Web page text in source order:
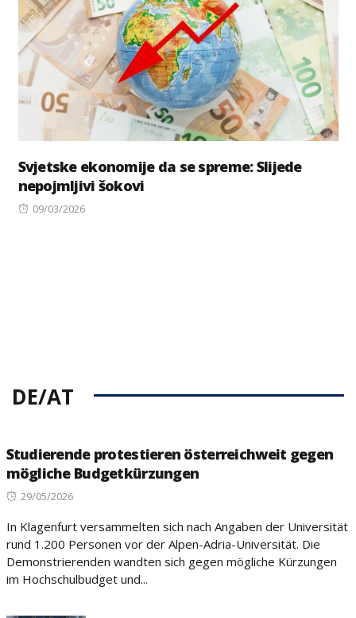
Svjetske ekonomije da se spreme: Slijede
nepojmljivi šokovi
Posted
09/03/2026
DE/AT
Studierende protestieren österreichweit gegen
mögliche Budgetkürzungen
Posted
29/05/2026
In Klagenfurt versammelten sich nach Angaben der Universität
rund 1.200 Personen vor der Alpen-Adria-Universität. Die
Demonstrierenden wandten sich gegen mögliche Kürzungen
im Hochschulbudget und...